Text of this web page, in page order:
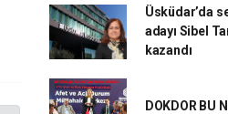
Üsküdar’da
adayı Sibel
kazandı
DOKDOR BU